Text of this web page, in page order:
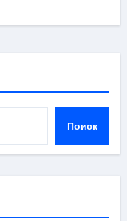
Поиск